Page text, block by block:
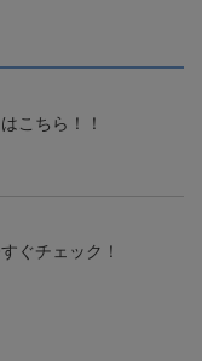
こちら！！
ぐチェック！